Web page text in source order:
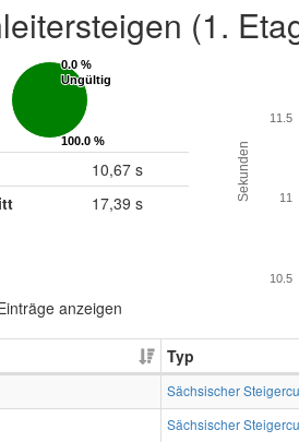
(1.
0.0 %
Ungültig
0.0 %
Ungültig
100.0 %
Gültig
100.0 %
Gültig
10,67 s
17,39 s
Sekunden
10.5
11
11.5
anzeigen
Typ
Sächsischer
Sächsischer